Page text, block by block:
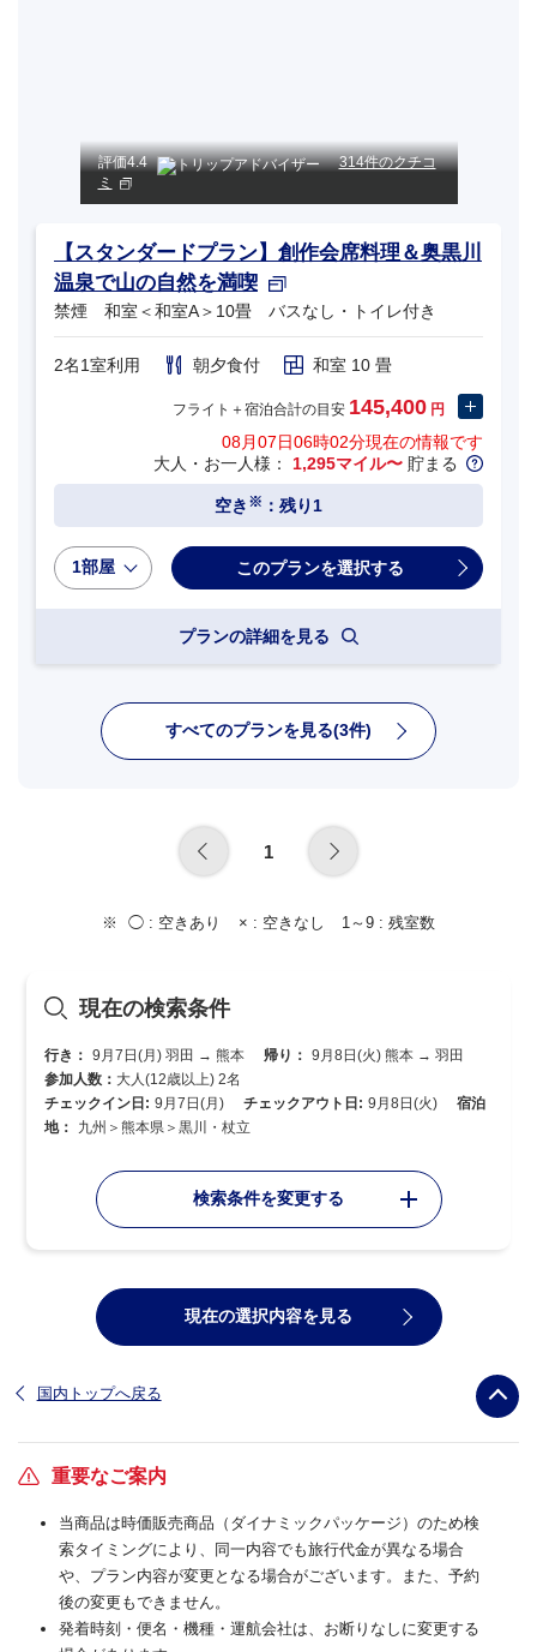
評価4.4
314件のクチコ
ミ
【スタンダードプラン】創作会席料理＆奥黒川
温泉で山の自然を満喫
禁煙 和室＜和室A＞10畳 バスなし・トイレ付き
2名1室利用 朝夕食付 和室 10 畳
フライト＋宿泊合計の目安 145,400 円
08月07日06時02分現在の情報です
大人・お一人様： 1,295マイル〜 貯まる
空き ※ ：残り1
1部屋
プランの詳細を見る
すべてのプランを見る(3件)
1
◯ : 空きあり × : 空きなし 1～9 : 残室数
現在の検索条件
行き： 9月7日(月) 羽田 → 熊本 帰り： 9月8日(火) 熊本 → 羽田
参加人数： 大人(12歳以上) 2名
チェックイン日: 9月7日(月) チェックアウト日: 9月8日(火)
宿泊
地：
九州＞熊本県＞黒川・杖立
検索条件を変更する
現在の選択内容を見る
国内トップへ戻る
重要なご案内
当商品は時価販売商品（ダイナミックパッケージ）のため検
索タイミングにより、同一内容でも旅行代金が異なる場合
や、プラン内容が変更となる場合がございます。また、予約
後の変更もできません。
発着時刻・便名・機種・運航会社は、お断りなしに変更する